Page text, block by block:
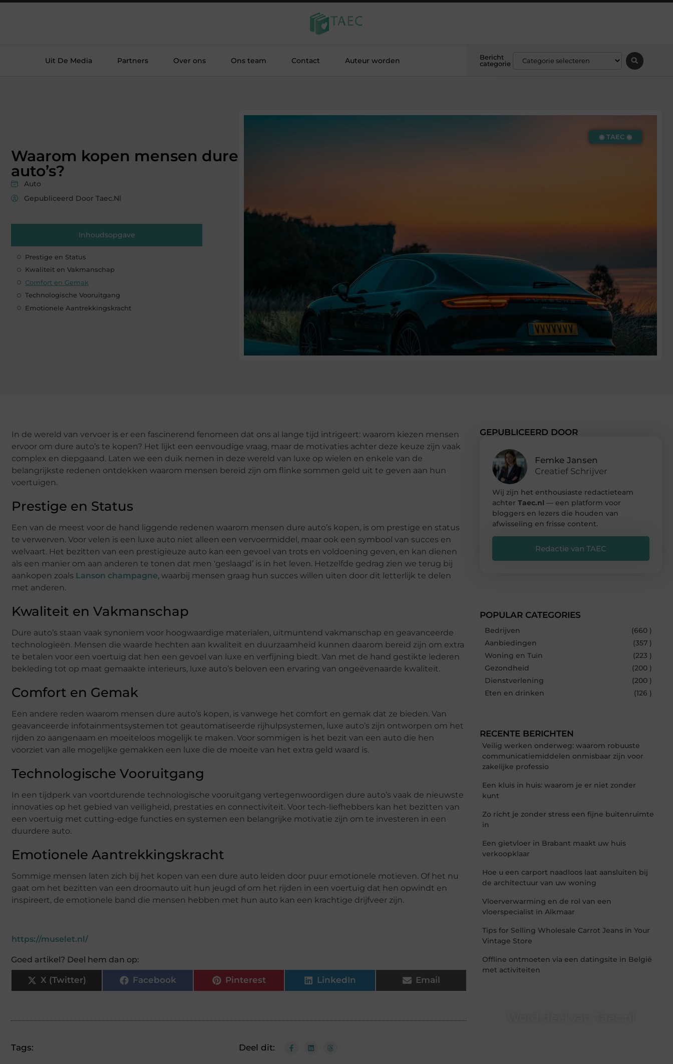
Uit De Media Partners Over ons Ons team Contact Auteur worden
Bericht
categorie
Waarom kopen mensen dure
auto’s?
Auto
Gepubliceerd Door Taec.nl
Inhoudsopgave
Prestige en Status
Kwaliteit en Vakmanschap
Comfort en Gemak
Technologische Vooruitgang
Emotionele Aantrekkingskracht
◉ TAEC ◉
In de wereld van vervoer is er een fascinerend fenomeen dat ons al lange tijd intrigeert: waarom kiezen mensen
ervoor om dure auto’s te kopen? Het lijkt een eenvoudige vraag, maar de motivaties achter deze keuze zijn vaak
complex en diepgaand. Laten we een duik nemen in deze wereld van luxe op wielen en enkele van de
belangrijkste redenen ontdekken waarom mensen bereid zijn om flinke sommen geld uit te geven aan hun
voertuigen.
Prestige en Status
Een van de meest voor de hand liggende redenen waarom mensen dure auto’s kopen, is om prestige en status
te verwerven. Voor velen is een luxe auto niet alleen een vervoermiddel, maar ook een symbool van succes en
welvaart. Het bezitten van een prestigieuze auto kan een gevoel van trots en voldoening geven, en kan dienen
als een manier om aan anderen te tonen dat men ‘geslaagd’ is in het leven. Hetzelfde gedrag zien we terug bij
aankopen zoals Lanson champagne, waarbij mensen graag hun succes willen uiten door dit letterlijk te delen
met anderen.
Kwaliteit en Vakmanschap
Dure auto’s staan ​​vaak synoniem voor hoogwaardige materialen, uitmuntend vakmanschap en geavanceerde
technologieën. Mensen die waarde hechten aan kwaliteit en duurzaamheid kunnen daarom bereid zijn om extra
te betalen voor een voertuig dat hen een gevoel van luxe en verfijning biedt. Van met de hand gestikte lederen
bekleding tot op maat gemaakte interieurs, luxe auto’s beloven een ervaring van ongeëvenaarde kwaliteit.
Comfort en Gemak
Een andere reden waarom mensen dure auto’s kopen, is vanwege het comfort en gemak dat ze bieden. Van
geavanceerde infotainmentsystemen tot geautomatiseerde rijhulpsystemen, luxe auto’s zijn ontworpen om het
rijden zo aangenaam en moeiteloos mogelijk te maken. Voor sommigen is het bezit van een auto die hen
voorziet van alle mogelijke gemakken een luxe die de moeite van het extra geld waard is.
Technologische Vooruitgang
In een tijdperk van voortdurende technologische vooruitgang vertegenwoordigen dure auto’s vaak de nieuwste
innovaties op het gebied van veiligheid, prestaties en connectiviteit. Voor tech-liefhebbers kan het bezitten van
een voertuig met cutting-edge functies en systemen een belangrijke motivatie zijn om te investeren in een
duurdere auto.
Emotionele Aantrekkingskracht
Sommige mensen laten zich bij het kopen van een dure auto leiden door puur emotionele motieven. Of het nu
gaat om het bezitten van een droomauto uit hun jeugd of om het rijden in een voertuig dat hen opwindt en
inspireert, de emotionele band die mensen hebben met hun auto kan een krachtige drijfveer zijn.
https://muselet.nl/
Goed artikel? Deel hem dan op:
X (Twitter) Facebook Pinterest LinkedIn Email
Tags: Deel dit:
GEPUBLICEERD DOOR
Femke Jansen
Creatief Schrijver
Wij zijn het enthousiaste redactieteam
achter Taec.nl — een platform voor
bloggers en lezers die houden van
afwisseling en frisse content.
Redactie van TAEC
POPULAR CATEGORIES
Bedrijven
(660 )
Aanbiedingen
(357 )
Woning en Tuin
(223 )
Gezondheid
(200 )
Dienstverlening
(200 )
Eten en drinken
(126 )
RECENTE BERICHTEN
Veilig werken onderweg: waarom robuuste
communicatiemiddelen onmisbaar zijn voor
zakelijke professio
Een kluis in huis: waarom je er niet zonder
kunt
Zo richt je zonder stress een fijne buitenruimte
in
Een gietvloer in Brabant maakt uw huis
verkoopklaar
Hoe u een carport naadloos laat aansluiten bij
de architectuur van uw woning
Vloerverwarming en de rol van een
vloerspecialist in Alkmaar
Tips for Selling Wholesale Carrot Jeans in Your
Vintage Store
Offline ontmoeten via een datingsite in België
met activiteiten